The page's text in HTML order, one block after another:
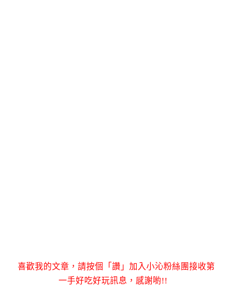
喜歡我的文章，請按個「讚」加入小沁粉絲團接收第
一手好吃好玩訊息，感謝喲!!